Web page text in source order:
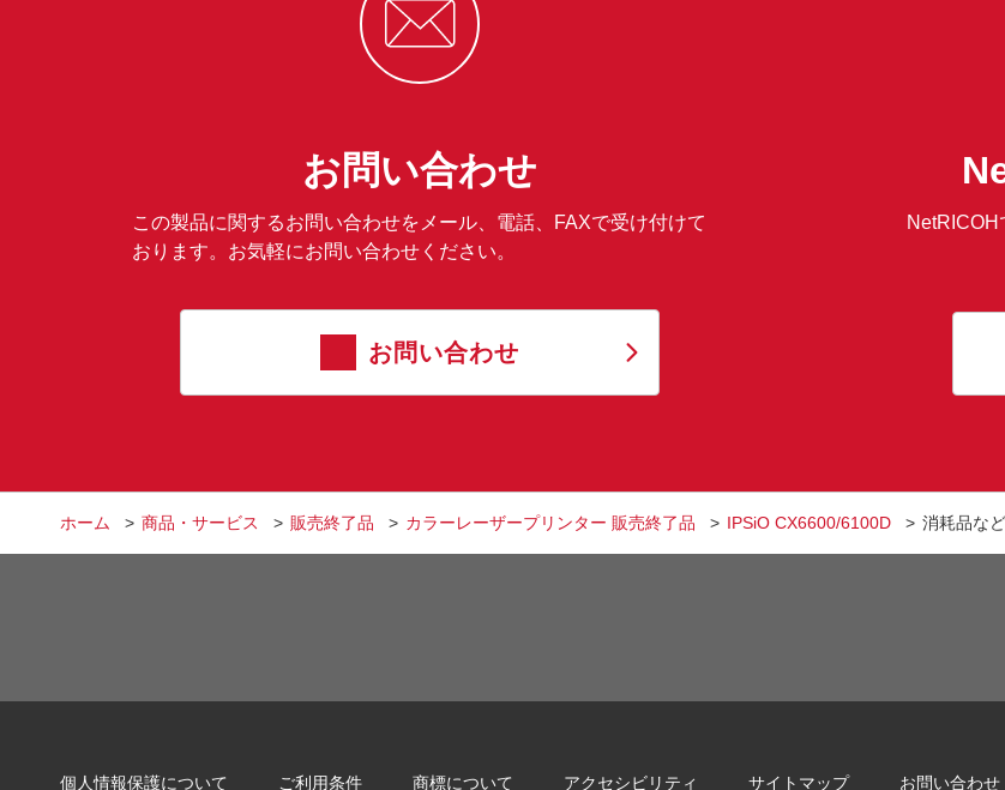
お問い合わせ
この製品に関するお問い合わせをメール、電話、FAXで受け付けて
おります。お気軽にお問い合わせください。
お問い合わせ
ホーム 商品・サービス 販売終了品 カラーレーザープリンター 販売終了品 IPSiO CX6600/6100D 消耗品など
個人情報保護について ご利用条件 商標について アクセシビリティ サイトマップ お問い合わせ